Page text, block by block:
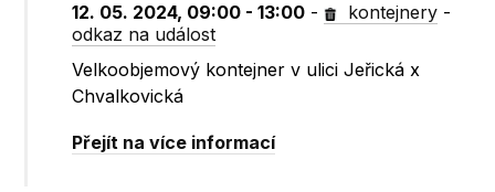
12. 05. 2024, 09:00 - 13:00 - kontejnery -
odkaz na událost
Velkoobjemový kontejner v ulici Jeřická x
Chvalkovická
Přejít na více informací